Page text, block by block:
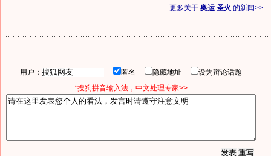
更多关于 奥运 圣火 的新闻>>
用户： 匿名 隐藏地址
设为辩论话题
*搜狗拼音输入法，中文处理专家>>